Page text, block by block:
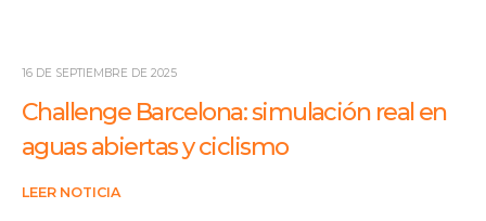
16 DE SEPTIEMBRE DE 2025
Challenge Barcelona: simulación real en
aguas abiertas y ciclismo
LEER NOTICIA